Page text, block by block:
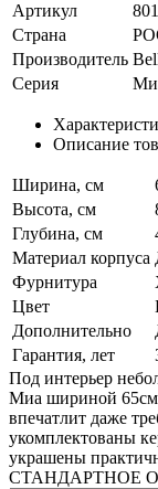
Артикул
Страна
Производитель
Серия
Описание
Ширина, см
Высота, см
Глубина, см
Материал корпуса
Фурнитура
Цвет
Дополнительно
Гарантия, лет
Под интерьер
Миа шириной 65см.
впечатлит даже
укомплектованы
украшены
СТАНДАРТНОЕ